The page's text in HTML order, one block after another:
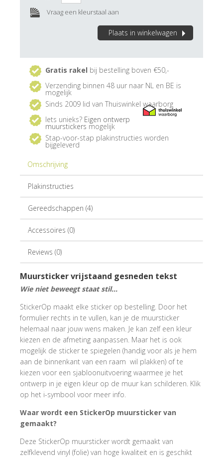
Plaats in winkelwagen
Vraag een kleurstaal aan
Gratis rakel bij bestelling boven €50,-
Verzending binnen 48 uur naar NL en BE is
mogelijk
Sinds 2009 lid van Thuiswinkel waarborg
Iets unieks? Eigen ontwerp
muurstickers mogelijk
Stap-voor-stap plakinstructies worden
bijgeleverd
Omschrijving
Plakinstructies
Gereedschappen (4)
Accessoires (0)
Reviews (0)
Muursticker vrijstaand gesneden tekst
Wie niet beweegt staat stil...
StickerOp maakt elke sticker op bestelling. Door het
formulier rechts in te vullen, kan je de muursticker
helemaal naar jouw wens maken. Je kan zelf een kleur
kiezen en de afmeting aanpassen. Maar het is ook
mogelijk de sticker te spiegelen (handig voor als je hem
aan de binnenkant van een raam wil plakken) of te
kiezen voor een sjabloonuitvoering waarmee je het
ontwerp in je eigen kleur op de muur kan schilderen. Klik
op het i-symbool voor meer info.
Waar wordt een StickerOp muursticker van
gemaakt?
Deze StickerOp muursticker wordt gemaakt van
zelfklevend vinyl (folie) van hoge kwaliteit en is geschikt